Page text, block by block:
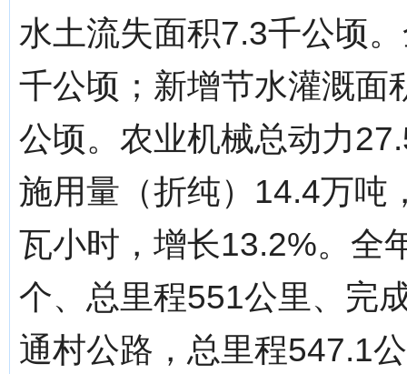
水土流失面积7.3千公顷
千公顷；新增节水灌溉面
公顷。农业机械总动力
施用量（折纯）14.4万吨
瓦小时，增长13.2%。全
个、总里程551公里、完
通村公路，总里程547.1